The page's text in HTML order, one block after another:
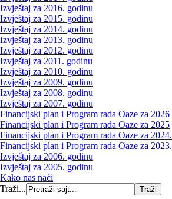
Izvještaj za 2016. godinu
Izvještaj za 2015. godinu
Izvještaj za 2014. godinu
Izvještaj za 2013. godinu
Izvještaj za 2012. godinu
Izvještaj za 2011. godinu
Izvještaj za 2010. godinu
Izvještaj za 2009. godinu
Izvještaj za 2008. godinu
Izvještaj za 2007. godinu
Financijski plan i Program rada Oaze za 2026
Financijski plan i Program rada Oaze za 2025
Financijski plan i Program rada Oaze za 2024.
Financijski plan i Program rada Oaze za 2023.
Izvještaj za 2006. godinu
Izvještaj za 2005. godinu
Kako nas naći
Traži...